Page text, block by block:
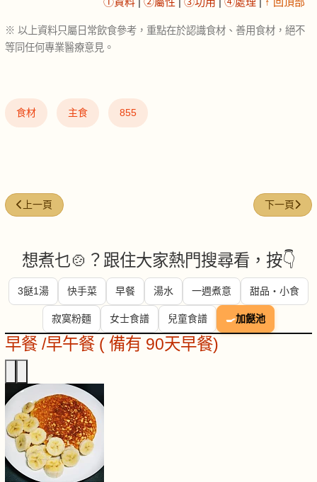
※ 以上資料只屬日常飲食參考，重點在於認識食材、善用食材，絕不
等同任何專業醫療意見。
食材 主食 855
上一篇文章: 青檸 (Lime)
上一頁 下一篇文
下一頁
想煮乜🍲？跟住大家熱門搜尋看，按👇
3餸1湯 快手菜 早餐 湯水 一週煮意 甜品・小食
寂寞粉麵 女士食譜 兒童食譜 🍳加餸池
早餐 /早午餐 ( 備有 90天早餐)